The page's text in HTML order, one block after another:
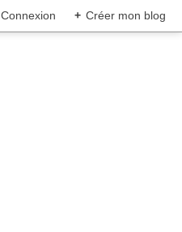
Connexion + Créer mon blog